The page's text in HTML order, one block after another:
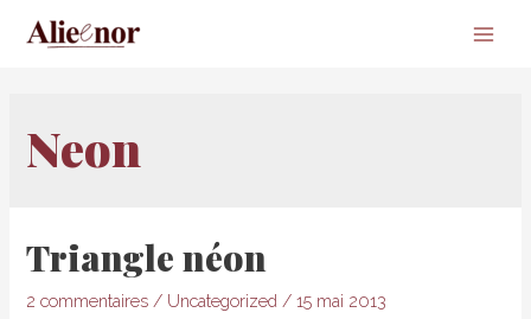
Neon
Triangle néon
2 commentaires / Uncategorized /15 mai 2013